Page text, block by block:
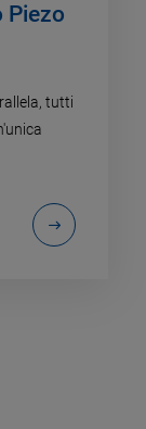
Piezo
tutti